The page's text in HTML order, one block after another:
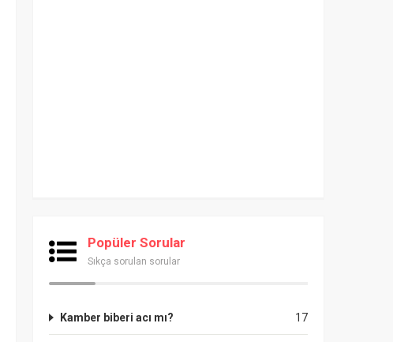
Popüler Sorular
Sıkça sorulan sorular
17
Kamber biberi acı mı?